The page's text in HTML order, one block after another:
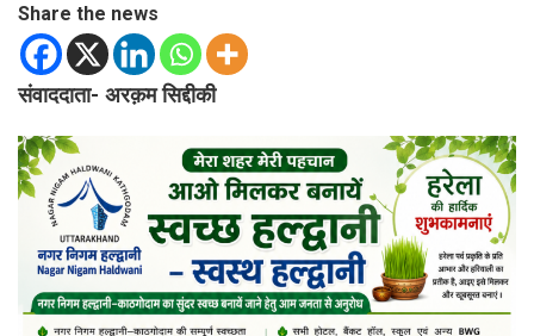
Share the news
संवाददाता- अरक़म सिद्दीकी